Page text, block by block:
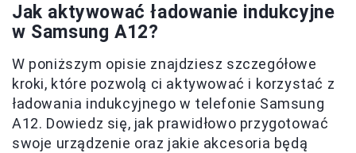
Jak aktywować ładowanie indukcyjne
w Samsung A12?
W poniższym opisie znajdziesz szczegółowe
kroki, które pozwolą ci aktywować i korzystać z
ładowania indukcyjnego w telefonie Samsung
A12. Dowiedz się, jak prawidłowo przygotować
swoje urządzenie oraz jakie akcesoria będą